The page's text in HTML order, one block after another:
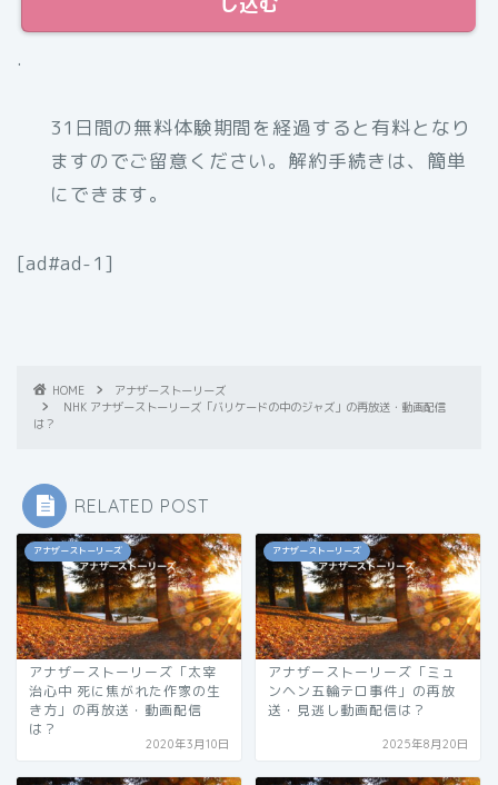
.
31日間の無料体験期間を経過すると有料となり
ますのでご留意ください。解約手続きは、簡単
にできます。
[ad#ad-1]
HOME
アナザーストーリーズ
NHK アナザーストーリーズ「バリケードの中のジャズ」の再放送・動画配信
は？
RELATED POST
アナザーストーリーズ
アナザーストーリーズ「太宰
治心中 死に焦がれた作家の生
き方」の再放送・動画配信
は？
2020年3月10日
アナザーストーリーズ
アナザーストーリーズ「ミュ
ンヘン五輪テロ事件」の再放
送・見逃し動画配信は？
2025年8月20日